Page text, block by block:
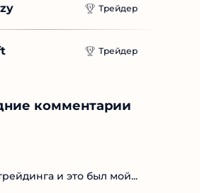
Трейдер
Трейдер
комментарии
и это был мой...